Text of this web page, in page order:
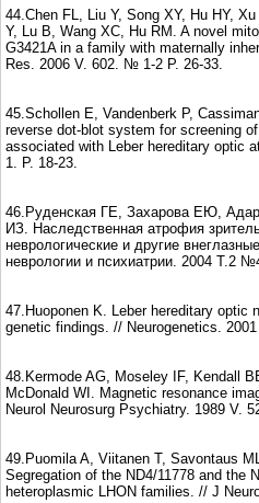
44.Chen FL, Liu Y, Song XY, Hu HY,
Y, Lu B, Wang XC, Hu RM. A novel
G3421A in a family with maternally
Res. 2006 V. 602. № 1-2 P. 26-33.
45.Schollen E, Vandenberk P,
reverse dot-blot system for screening
associated with Leber hereditary optic
1. P. 18-23.
46.Руденская ГЕ, Захарова ЕЮ,
ИЗ. Наследственная атрофия
неврологические и другие
неврологии и психиатрии. 2004 Т.2
47.Huoponen K. Leber hereditary optic
genetic findings. // Neurogenetics.
48.Kermode AG, Moseley IF, Kendall
McDonald WI. Magnetic resonance
Neurol Neurosurg Psychiatry. 1989 V.
49.Puomila A, Viitanen T, Savontaus
Segregation of the ND4/11778 and the
heteroplasmic LHON families. // J